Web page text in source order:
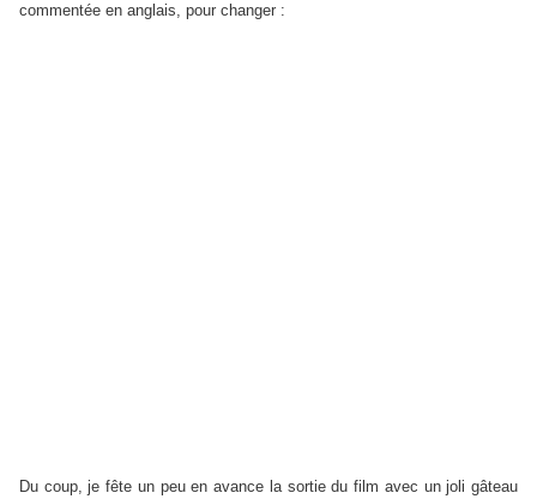
commentée en anglais, pour changer :
Du coup, je fête un peu en avance la sortie du film avec un joli gâteau